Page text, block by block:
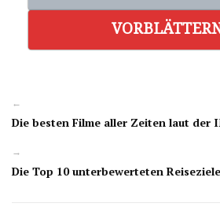
←
Die besten Filme aller Zeiten laut der
→
Die Top 10 unterbewerteten